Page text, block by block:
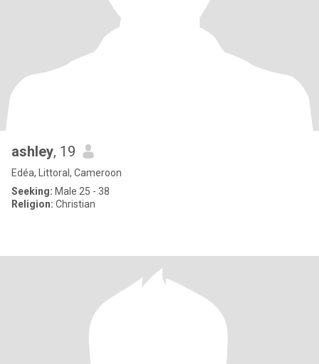
ashley, 19
Edéa, Littoral, Cameroon
Seeking: Male 25 - 38
Religion: Christian